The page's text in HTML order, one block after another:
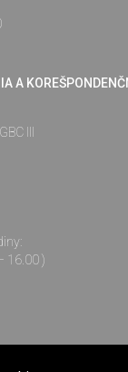
A
III
16.00 )